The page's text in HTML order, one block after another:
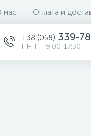
нас Оплата и
+38 (068) 339-
ПН-ПТ 9:00-17:30